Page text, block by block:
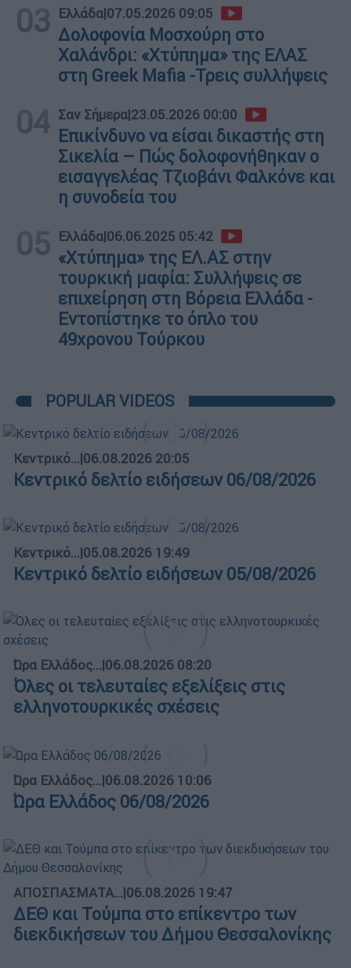
03 Ελλάδα|07.05.2026 09:05
Δολοφονία Μοσχούρη στο
Χαλάνδρι: «Χτύπημα» της ΕΛΑΣ
στη Greek Mafia -Τρεις συλλήψεις
04 Σαν Σήμερα|23.05.2026 00:00
Επικίνδυνο να είσαι δικαστής στη
Σικελία – Πώς δολοφονήθηκαν ο
εισαγγελέας Τζιοβάνι Φαλκόνε και
η συνοδεία του
05 Ελλάδα|06.06.2025 05:42
«Χτύπημα» της ΕΛ.ΑΣ στην
τουρκική μαφία: Συλλήψεις σε
επιχείρηση στη Βόρεια Ελλάδα -
Εντοπίστηκε το όπλο του
49χρονου Τούρκου
POPULAR VIDEOS
Κεντρικό...|06.08.2026 20:05
Κεντρικό δελτίο ειδήσεων 06/08/2026
Κεντρικό...|05.08.2026 19:49
Κεντρικό δελτίο ειδήσεων 05/08/2026
Ώρα Ελλάδος...|06.08.2026 08:20
Όλες οι τελευταίες εξελίξεις στις
ελληνοτουρκικές σχέσεις
Ώρα Ελλάδος...|06.08.2026 10:06
Ώρα Ελλάδος 06/08/2026
ΑΠΟΣΠΑΣΜΑΤΑ...|06.08.2026 19:47
ΔΕΘ και Τούμπα στο επίκεντρο των
διεκδικήσεων του Δήμου Θεσσαλονίκης